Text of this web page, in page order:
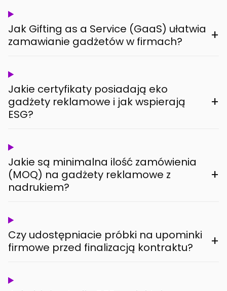
Jak Gifting as a Service (GaaS) ułatwia
zamawianie gadżetów w firmach?
+
Jakie certyfikaty posiadają eko
gadżety reklamowe i jak wspierają
ESG?
+
Jakie są minimalna ilość zamówienia
(MOQ) na gadżety reklamowe z
nadrukiem?
+
Czy udostępniacie próbki na upominki
firmowe przed finalizacją kontraktu?
+